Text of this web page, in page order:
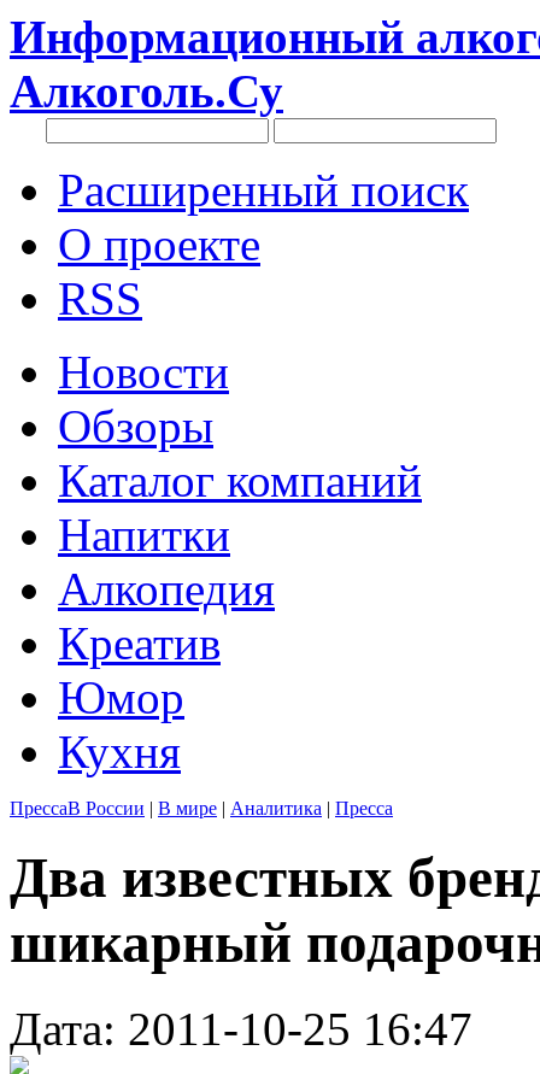
Информационный
Алкоголь.Су
Расширенный поиск
О проекте
RSS
Новости
Обзоры
Каталог компаний
Напитки
Алкопедия
Креатив
Юмор
Кухня
ПрессаВ России | В мире | Аналитика | Пресса
Два известных
шикарный
Дата: 2011-10-25 16:47